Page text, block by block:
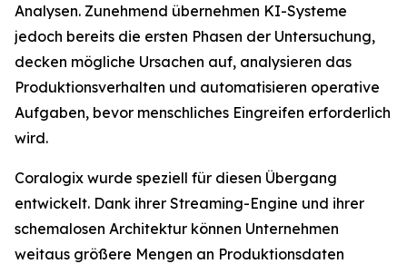
Analysen. Zunehmend übernehmen KI-Systeme
jedoch bereits die ersten Phasen der Untersuchung,
decken mögliche Ursachen auf, analysieren das
Produktionsverhalten und automatisieren operative
Aufgaben, bevor menschliches Eingreifen erforderlich
wird.
Coralogix wurde speziell für diesen Übergang
entwickelt. Dank ihrer Streaming-Engine und ihrer
schemalosen Architektur können Unternehmen
weitaus größere Mengen an Produktionsdaten